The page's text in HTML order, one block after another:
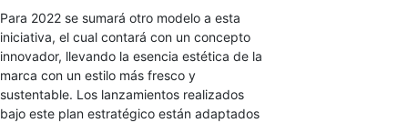
Para 2022 se sumará otro modelo a esta
iniciativa, el cual contará con un concepto
innovador, llevando la esencia estética de la
marca con un estilo más fresco y
sustentable. Los lanzamientos realizados
bajo este plan estratégico están adaptados